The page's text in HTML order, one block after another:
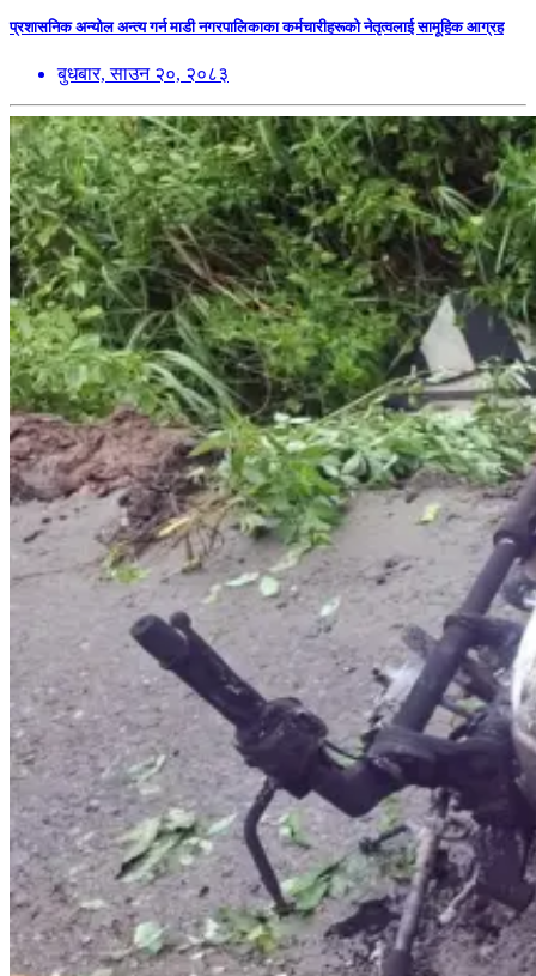
प्रशासनिक अन्योल अन्त्य गर्न माडी नगरपालिकाका कर्मचारीहरूको नेतृत्वलाई सामूहिक आग्रह
बुधबार, साउन २०, २०८३